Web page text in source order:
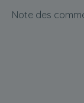
Note des